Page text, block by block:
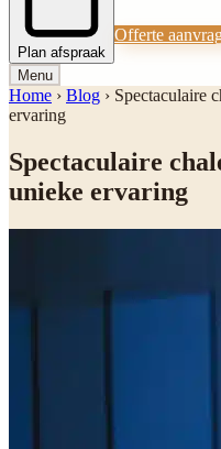
Plan afspraak
Offerte
Menu
Home › Blog › Spectaculaire
ervaring
Spectaculaire
unieke ervaring